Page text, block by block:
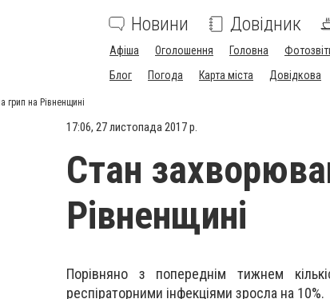
Новини Довідник
Афіша Оголошення Головна
Блог
Погода Карта міста Довідкова
грип на Рівненщині
17:06, 27 листопада 2017 р.
Стан
Рівненщині
Порівняно з попереднім тижнем
респіраторними інфекціями зросла на 10%.